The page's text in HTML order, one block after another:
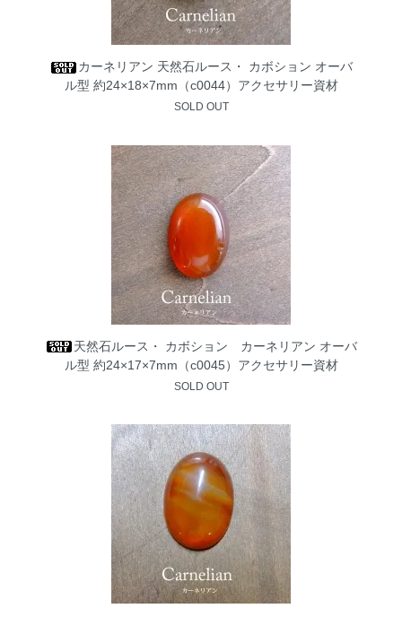
カーネリアン 天然石ルース・ カボション オーバ
ル型 約24×18×7mm（c0044）アクセサリー資材
SOLD OUT
天然石ルース・ カボション カーネリアン オーバ
ル型 約24×17×7mm（c0045）アクセサリー資材
SOLD OUT